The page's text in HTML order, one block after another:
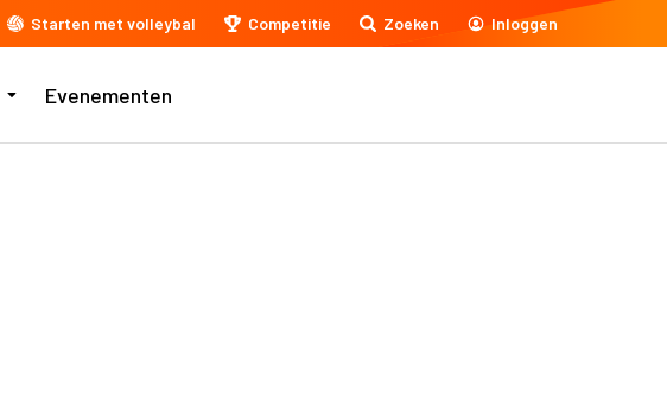
Starten met volleybal Competitie Zoeken Inloggen
Evenementen